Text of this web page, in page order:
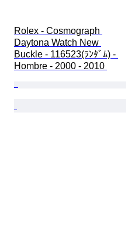
Rolex - Cosmograph
Daytona Watch New
Buckle - 116523(ﾗﾝﾀﾞﾑ) -
Hombre - 2000 - 2010